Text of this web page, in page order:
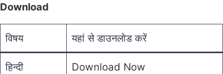
Download
विषय यहां से डाउनलोड करें
हिन्दी Download Now